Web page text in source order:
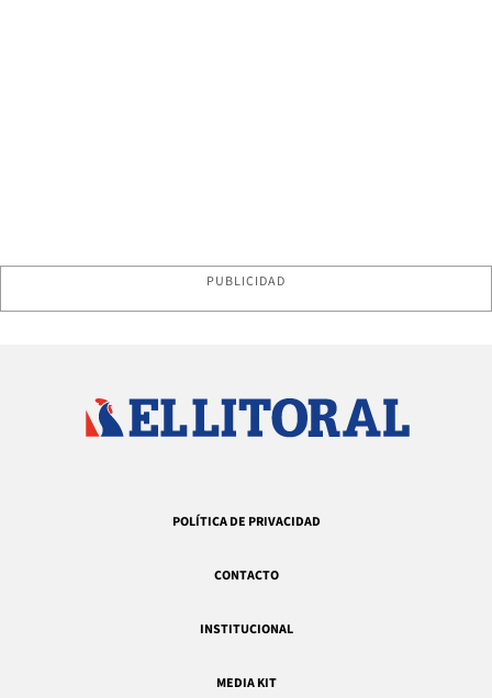
PUBLICIDAD
POLÍTICA DE PRIVACIDAD
CONTACTO
INSTITUCIONAL
MEDIA KIT